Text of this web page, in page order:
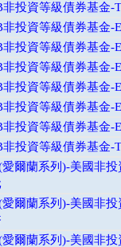
非投資等級債券基金-
非投資等級債券基金-
非投資等級債券基金-
非投資等級債券基金-
非投資等級債券基金-
非投資等級債券基金-
非投資等級債券基金-
非投資等級債券基金-
爾蘭系列)-美國非
爾蘭系列)-美國非
愛爾蘭系列)-美國非